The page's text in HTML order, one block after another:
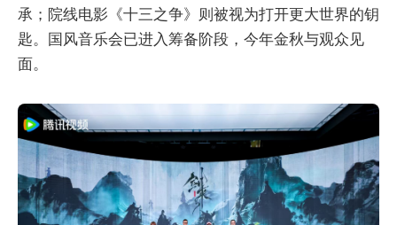
承；院线电影《十三之争》则被视为打开更大世界的钥
匙。国风音乐会已进入筹备阶段，今年金秋与观众见
面。